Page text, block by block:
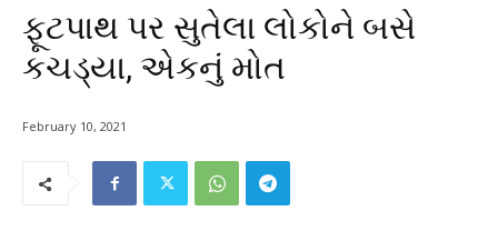
ફૂટપાથ પર સુતેલા લોકોને બસે
કચડ્યા, એકનું મોત
February 10, 2021